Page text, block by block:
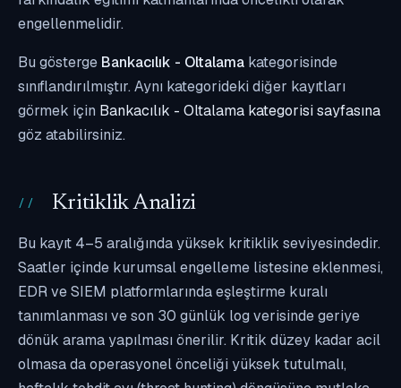
engellenmelidir.
Bu gösterge Bankacılık - Oltalama kategorisinde
sınıflandırılmıştır. Aynı kategorideki diğer kayıtları
görmek için Bankacılık - Oltalama kategorisi sayfasına
göz atabilirsiniz.
Kritiklik Analizi
Bu kayıt 4–5 aralığında yüksek kritiklik seviyesindedir.
Saatler içinde kurumsal engelleme listesine eklenmesi,
EDR ve SIEM platformlarında eşleştirme kuralı
tanımlanması ve son 30 günlük log verisinde geriye
dönük arama yapılması önerilir. Kritik düzey kadar acil
olmasa da operasyonel önceliği yüksek tutulmalı,